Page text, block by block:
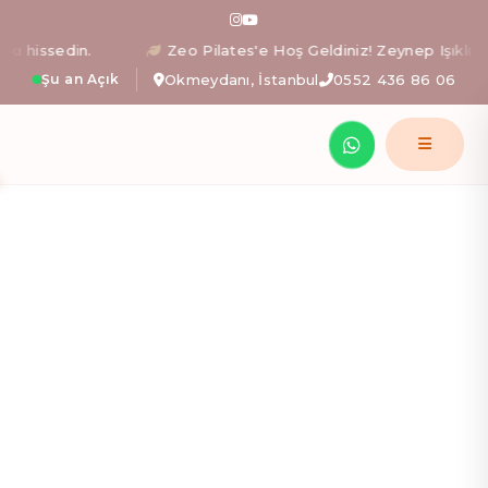
Zeo Pilates: İstanbul
Zeynep Işıklı yönetimindeki Zeo Pilates
Zeo Pilates'e Hoş Geldiniz! Zeynep Işıklı
Şu an Açık Okmeydanı, İstanbul 0552 436 86 06